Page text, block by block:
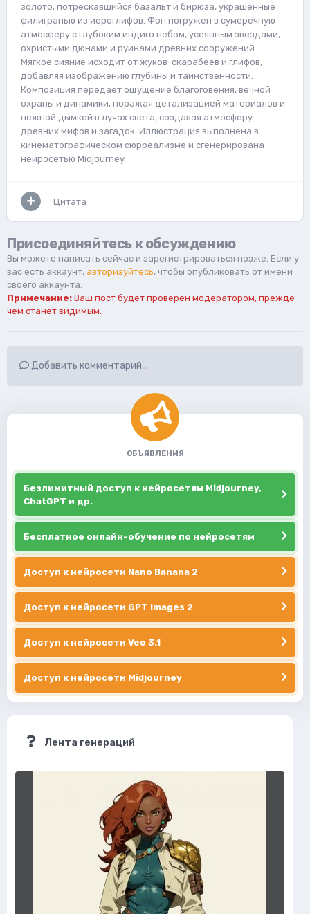
золото, потрескавшийся базальт и бирюза, украшенные
филигранью из иероглифов. Фон погружен в сумеречную
атмосферу с глубоким индиго небом, усеянным звездами,
охристыми дюнами и руинами древних сооружений.
Мягкое сияние исходит от жуков-скарабеев и глифов,
добавляя изображению глубины и таинственности.
Композиция передает ощущение благоговения, вечной
охраны и динамики, поражая детализацией материалов и
нежной дымкой в лучах света, создавая атмосферу
древних мифов и загадок. Иллюстрация выполнена в
кинематографическом сюрреализме и сгенерирована
нейросетью Midjourney.
Цитата
Присоединяйтесь к обсуждению
Вы можете написать сейчас и зарегистрироваться позже. Если у
вас есть аккаунт, авторизуйтесь, чтобы опубликовать от имени
своего аккаунта.
Примечание: Ваш пост будет проверен модератором, прежде
чем станет видимым.
Добавить комментарий...
ОБЪЯВЛЕНИЯ
Безлимитный доступ к нейросетям Midjourney,
ChatGPT и др.
Бесплатное онлайн-обучение по нейросетям
Доступ к нейросети Nano Banana 2
Доступ к нейросети GPT Images 2
Доступ к нейросети Veo 3.1
Доступ к нейросети Midjourney
Лента генераций